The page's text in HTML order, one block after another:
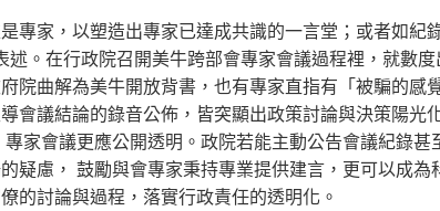
專家，以塑造出專家已達成共識的一言堂；或者如紀
。在行政院召開美牛跨部會專家會議過程裡，就數
院曲解為美牛開放背書，也有專家直指有「被騙的感
會議結論的錄音公佈，皆突顯出政策討論與決策陽光
家會議更應公開透明。政院若能主動公告會議紀錄甚
疑慮， 鼓勵與會專家秉持專業提供建言，更可以成為
的討論與過程，落實行政責任的透明化。